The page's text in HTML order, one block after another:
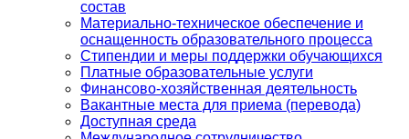
состав
Материально-техническое обеспечение и
оснащенность образовательного процесса
Стипендии и меры поддержки обучающихся
Платные образовательные услуги
Финансово-хозяйственная деятельность
Вакантные места для приема (перевода)
Доступная среда